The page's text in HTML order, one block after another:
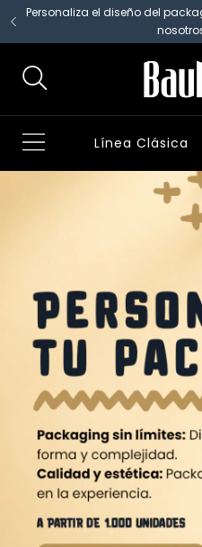
Personaliza el diseño del
Línea Clásica